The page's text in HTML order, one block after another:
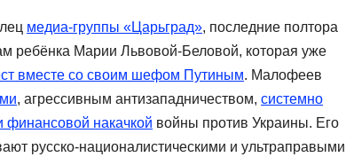
медиа-группы «Царьград», последние полтора
ребёнка Марии Львовой-Беловой, которая уже
вместе со своим шефом Путиным. Малофеев
, агрессивным антизападничеством, системно
финансовой накачкой войны против Украины. Его
русско-националистическими и